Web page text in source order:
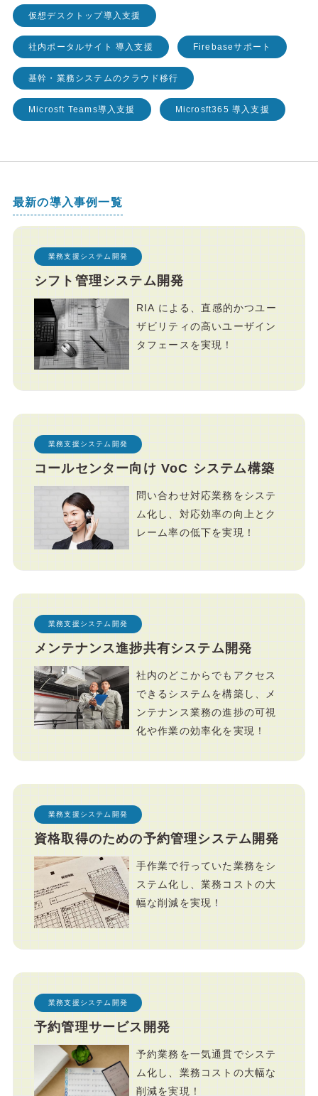
仮想デスクトップ導入支援
社内ポータルサイト 導入支援 Firebaseサポート
基幹・業務システムのクラウド移行
Microsft Teams導入支援 Microsft365 導入支援
最新の導入事例一覧
業務支援システム開発
シフト管理システム開発
RIA による、直感的かつユー
ザビリティの高いユーザイン
タフェースを実現！
業務支援システム開発
コールセンター向け VoC システム構築
問い合わせ対応業務をシステ
ム化し、対応効率の向上とク
レーム率の低下を実現！
業務支援システム開発
メンテナンス進捗共有システム開発
社内のどこからでもアクセス
できるシステムを構築し、メ
ンテナンス業務の進捗の可視
化や作業の効率化を実現！
業務支援システム開発
資格取得のための予約管理システム開発
手作業で行っていた業務をシ
ステム化し、業務コストの大
幅な削減を実現！
業務支援システム開発
予約管理サービス開発
予約業務を一気通貫でシステ
ム化し、業務コストの大幅な
削減を実現！